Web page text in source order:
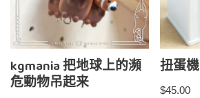
kgmania 把地球上的瀕
危動物吊起来
扭蛋機
$45.00